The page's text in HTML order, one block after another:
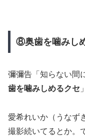
⑧奥歯を噛みし
彌彌告「知らない間
歯を噛みしめるクセ 」
愛希れいか（うなず
撮影続いてるとか。